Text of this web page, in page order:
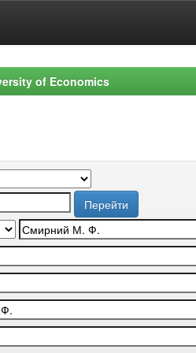
of Economics